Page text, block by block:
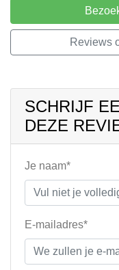
Reviews
SCHRIJF
DEZE
Je naam*
E-mailadres*